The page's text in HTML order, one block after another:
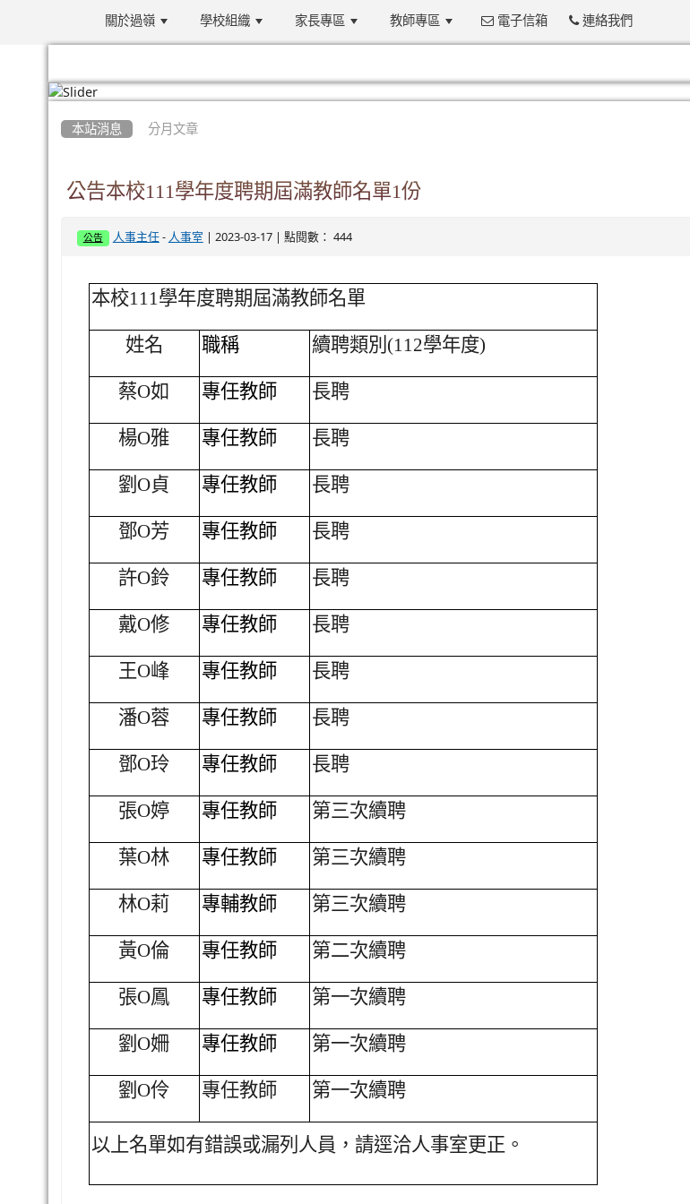
關於過嶺 學校組織 家長專區 教師專區 電子信箱 連絡我們
本站消息 分月文章
公告本校111學年度聘期屆滿教師名單1份
公告 人事主任- 人事室 | 2023-03-17 | 點閱數： 444
本校111學年度聘期屆滿教師名單
姓名 職稱 續聘類別(112學年度)
蔡O如 專任教師 長聘
楊O雅 專任教師 長聘
劉O貞 專任教師 長聘
鄧O芳 專任教師 長聘
許O鈴 專任教師 長聘
戴O修 專任教師 長聘
王O峰 專任教師 長聘
潘O蓉 專任教師 長聘
鄧O玲 專任教師 長聘
張O婷 專任教師 第三次續聘
葉O林 專任教師 第三次續聘
林O莉 專輔教師 第三次續聘
黃O倫 專任教師 第二次續聘
張O鳳 專任教師 第一次續聘
劉O姍 專任教師 第一次續聘
劉O伶 專任教師 第一次續聘
以上名單如有錯誤或漏列人員，請逕洽人事室更正。